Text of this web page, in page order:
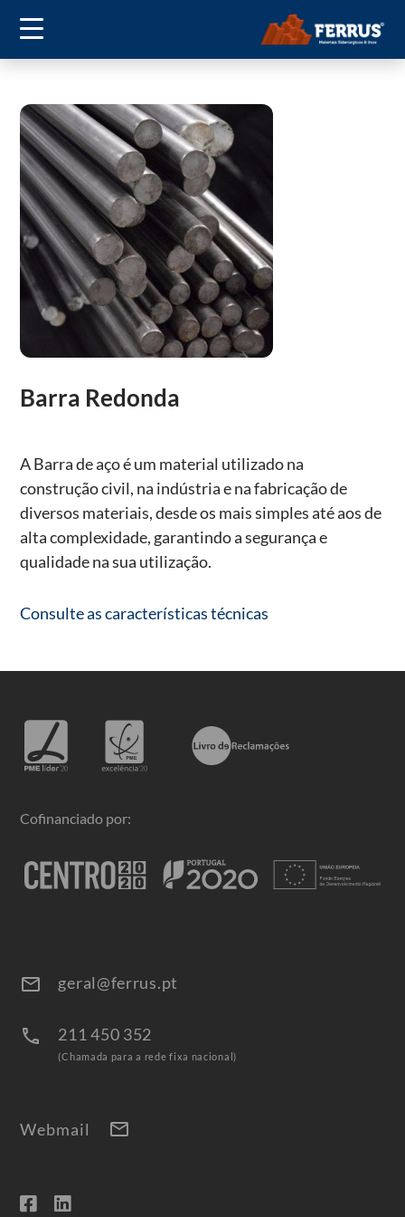
Barra Redonda
A Barra de aço é um material utilizado na
construção civil, na indústria e na fabricação de
diversos materiais, desde os mais simples até aos de
alta complexidade, garantindo a segurança e
qualidade na sua utilização.
Consulte as características técnicas
Cofinanciado por:
email geral@ferrus.pt
call 211 450 352
(Chamada para a rede fixa nacional)
Webmail mail